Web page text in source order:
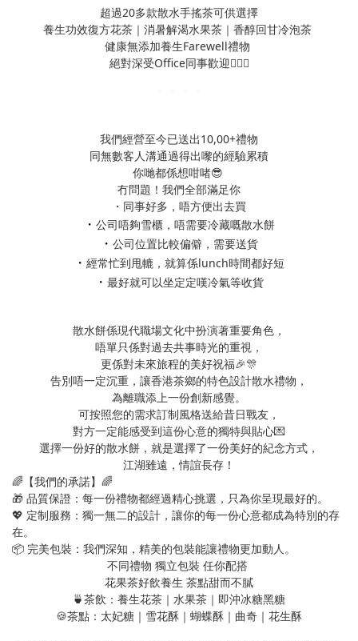
超過20多款散水手搖茶可供選擇
養生功效復方花茶｜消暑解渴水果茶｜香醇回甘冷泡茶
健康無添加養生Farewell禮物
絕對深受Office同事歡迎👱🏻‍♀️
我們經營至今已送出10,00+禮物
同無數客人溝通過得出嚟的經驗累積
你哋都係想咁啫😎
冇問題！我們全部滿足你
・同事好多，唔方便出去買
・ 公司唔夠雪櫃，唔需要冷藏嘅散水餅
・ 公司位置比較偏僻，需要送貨
・ 經常忙到甩轆，就算係lunch時間都好短
・ 最好就可以坐定定嘆冷氣等收貨
散水餅係現代職場文化中扮演著重要角色，
唔單只係對過去共事時光的重視，
更係對未來旅程的美好祝福🎉🎊
告別唔一定沉重，讓香港茶鄉的特色設計散水禮物，
為離職添上一份創新感覺。
可按照您的需求訂制風格送給昔日戰友，
對方一定能感受到這份心意的獨特與貼心💌
選擇一份好的散水餅，就是選擇了一份美好的紀念方式，
江湖雖遠，情誼長存！
🌈【我們的承諾】🌈
🎁 品質保證：每一份禮物都經過精心挑選，只為你呈現最好的。
💖 定制服務：獨一無二的設計，讓你的每一份心意都成為特別的存
在。
📦 完美包裝：我們深知，精美的包裝能讓禮物更加動人。
不同禮物 獨立包裝 任你配搭
花果茶好飲養生 茶點甜而不膩
🍵茶飲：養生花茶｜水果茶｜即沖冰糖黑糖
🍪茶點：太妃糖｜雪花酥｜蝴蝶酥｜曲奇｜花生酥